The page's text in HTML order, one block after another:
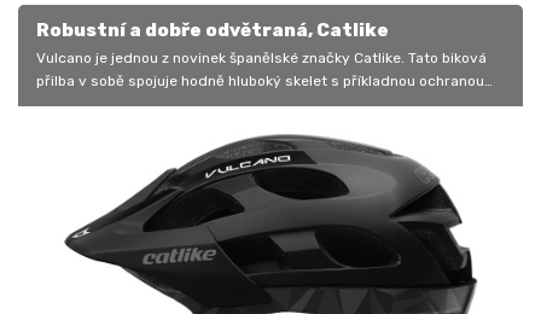
Robustní a dobře odvětraná, Catlike
Vulcano je jednou z novinek španělské značky Catlike. Tato biková
přilba v sobě spojuje hodně hluboký skelet s příkladnou ochranou
týla a…